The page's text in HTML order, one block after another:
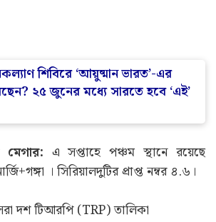
শিবিরে ‘আয়ুষ্মান ভারত’-এর
২৫ জুনের মধ্যে সারতে হবে ‘এই’
এ সপ্তাহে পঞ্চম স্থানে রয়েছে
। সিরিয়ালদুটির প্রাপ্ত নম্বর ৪.৬।
দশ টিআরপি (TRP) তালিকা